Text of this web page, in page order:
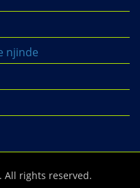
njinde
All rights reserved.